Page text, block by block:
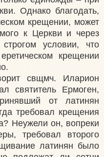
Однако благодать,
крещении, может
к Церкви и через
условии, что
крещении
свщмч. Иларион
святитель Ермоген,
от латинян
требовал крещения
Неужели он, вопреки
требовал второго
латинян было